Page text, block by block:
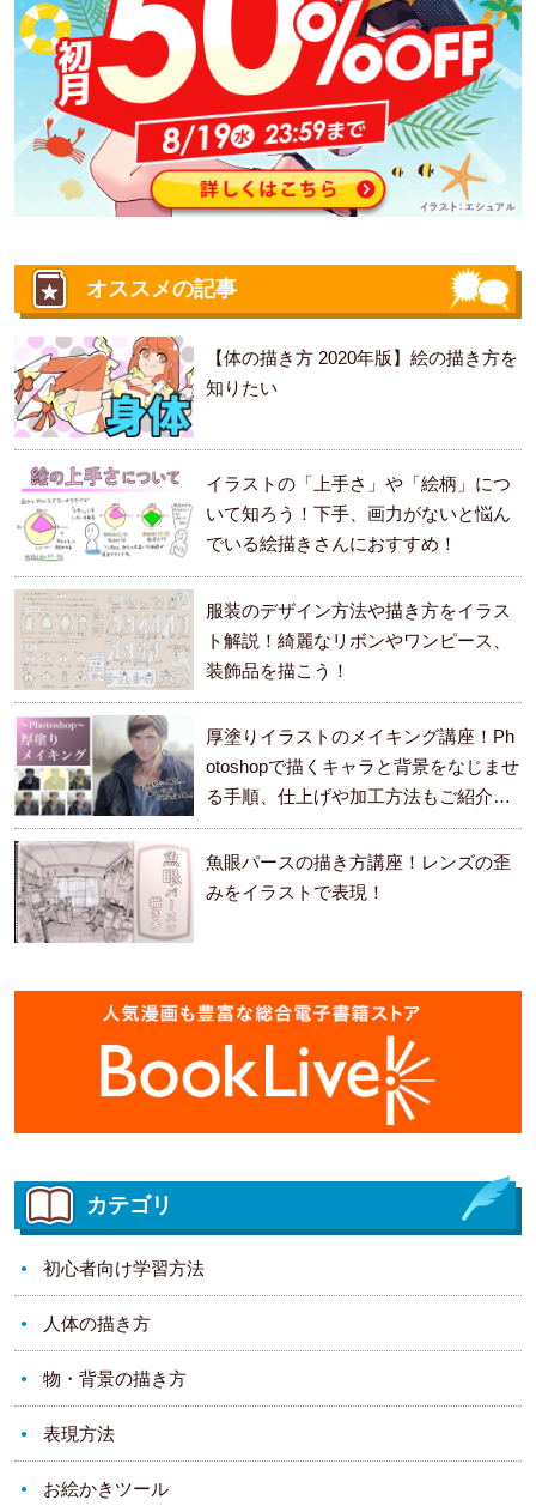
オススメの記事
【体の描き方 2020年版】絵の描き方を
知りたい
イラストの「上手さ」や「絵柄」につ
いて知ろう！下手、画力がないと悩ん
でいる絵描きさんにおすすめ！
服装のデザイン方法や描き方をイラス
ト解説！綺麗なリボンやワンピース、
装飾品を描こう！
厚塗りイラストのメイキング講座！Ph
otoshopで描くキャラと背景をなじませ
る手順、仕上げや加工方法もご紹介し
ます。
魚眼パースの描き方講座！レンズの歪
みをイラストで表現！
カテゴリ
初心者向け学習方法
人体の描き方
物・背景の描き方
表現方法
お絵かきツール